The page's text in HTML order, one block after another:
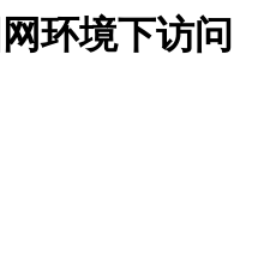
环境下访问